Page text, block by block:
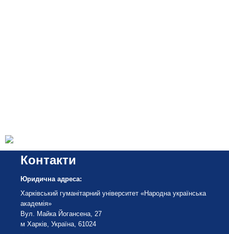
Контакти
Юридична адреса:
Харківський гуманітарний університет «Народна українська
академія»
Вул. Майка Йогансена, 27
м Харків, Україна, 61024